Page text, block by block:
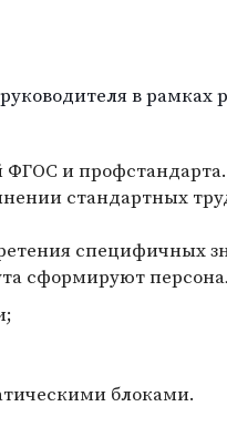
в
ФГОС и
стандартных
специфичных
сформируют
блоками.